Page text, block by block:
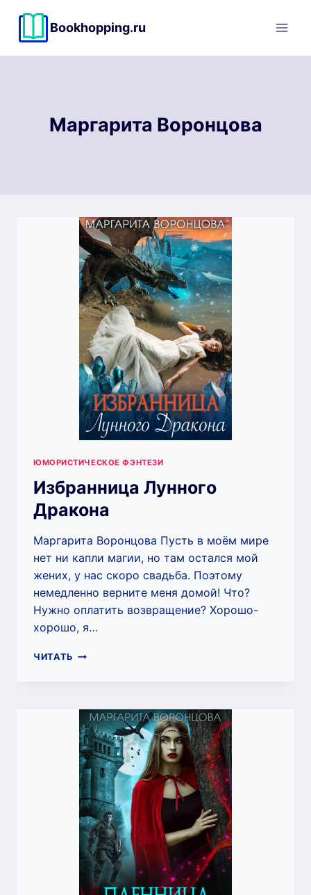
содержимому
Bookhopping.ru
Маргарита Воронцова
ЮМОРИСТИЧЕСКОЕ ФЭНТЕЗИ
Избранница Лунного
Дракона
Маргарита Воронцова Пусть в моём мире
нет ни капли магии, но там остался мой
жених, у нас скоро свадьба. Поэтому
немедленно верните меня домой! Что?
Нужно оплатить возвращение? Хорошо-
хорошо, я…
ЧИТАТЬ ИЗБРАННИЦА